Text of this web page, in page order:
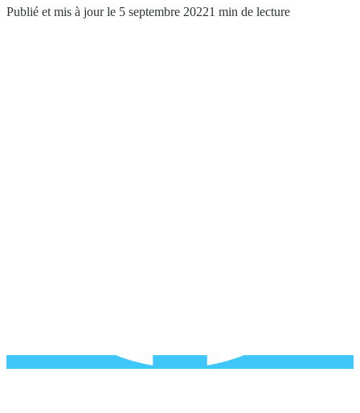
Publié et mis à jour le 5 septembre 20221 min de lecture